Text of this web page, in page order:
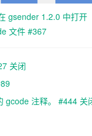
gsender 1.2.0 中打开
文件 #367
关闭
gcode 注释。 #444 关